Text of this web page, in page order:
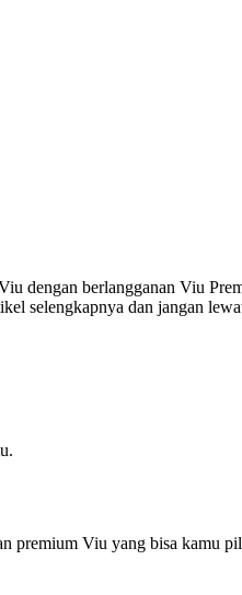
dengan berlangganan Viu
selengkapnya dan jangan
premium Viu yang bisa kamu